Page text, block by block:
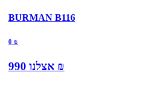
BURMAN B116
0 ₪
אצלנו 990 ₪